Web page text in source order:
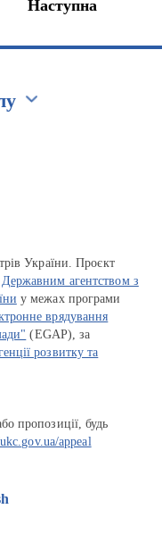
Наступна
України. Проєкт
Державним агентством з
у межах програми
врядування
(EGAP), за
розвитку та
пропозиції, будь
appeal